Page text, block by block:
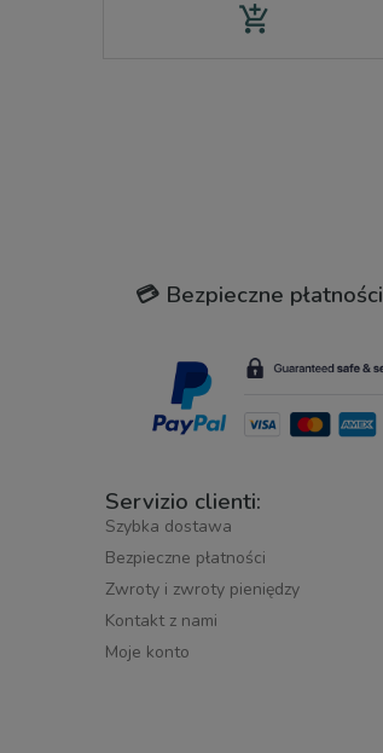
add_shopping_cart
💳 Bezpieczne płatności
Servizio clienti:
Szybka dostawa
Bezpieczne płatności
Zwroty i zwroty pieniędzy
Kontakt z nami
Moje konto